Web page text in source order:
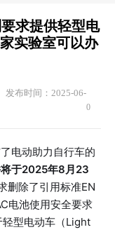
求提供轻型电
实验室可以办
发布时间：2025-06-
0
电动助力自行车的
于2025年8月23
删除了引用标准EN
电池使用安全要求
型电动车（Light